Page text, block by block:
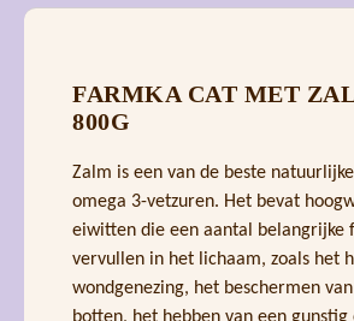
FARMKA CAT MET
800G
Zalm is een van de beste
omega 3-vetzuren. Het bevat
eiwitten die een aantal belangrijke
vervullen in het lichaam, zoals het
wondgenezing, het beschermen